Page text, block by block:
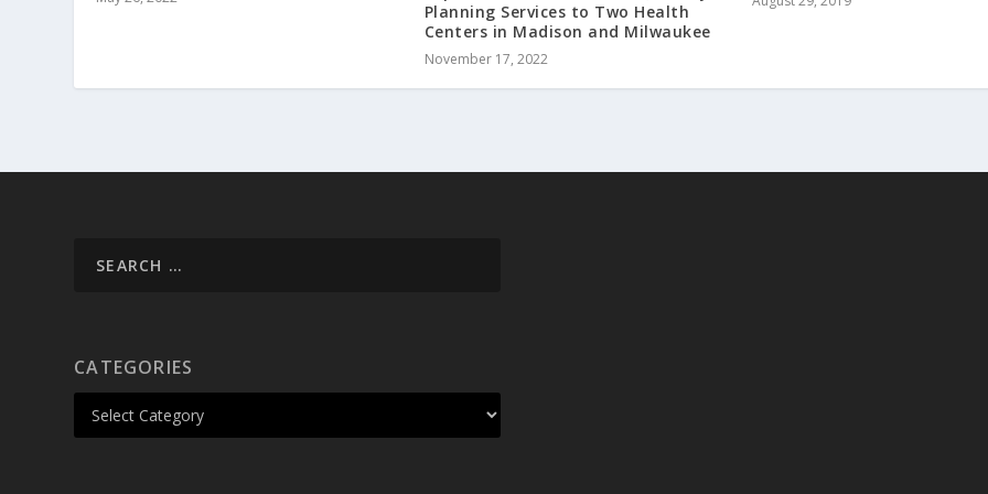
Planning Services to Two Health
Centers in Madison and Milwaukee
November 17, 2022
CATEGORIES